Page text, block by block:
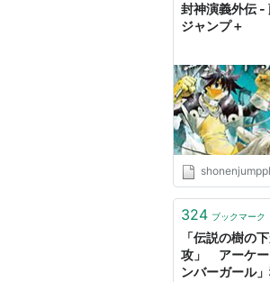
封神演義外伝 -
ジャンプ＋
324 ブックマーク
「伝説の樹の
攻」 アーケー
ンバーガール